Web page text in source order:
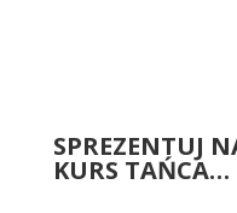
SPREZENTUJ
KURS TAŃCA…